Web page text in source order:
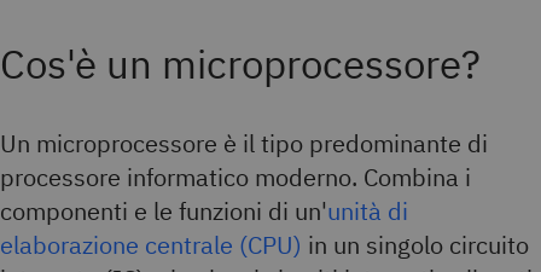
Cos'è un microprocessore?
Un microprocessore è il tipo predominante di
processore informatico moderno. Combina i
componenti e le funzioni di un'unità di
elaborazione centrale (CPU) in un singolo circuito